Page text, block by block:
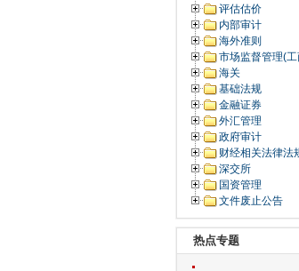
评估估价
内部审计
海外准则
市场监督管理(
海关
基础法规
金融证券
外汇管理
政府审计
财经相关法律法
深交所
国资管理
文件废止公告
热点专题